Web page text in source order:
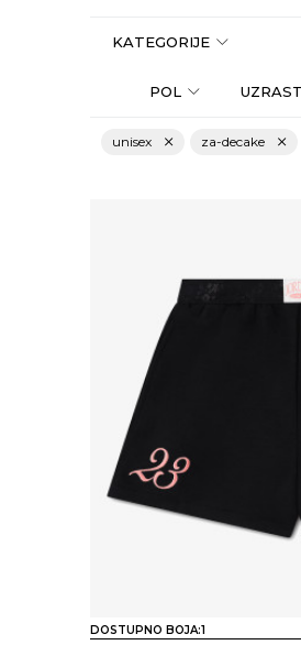
KATEGORIJE
POL UZRAST
unisex za-decake
DOSTUPNO BOJA:1